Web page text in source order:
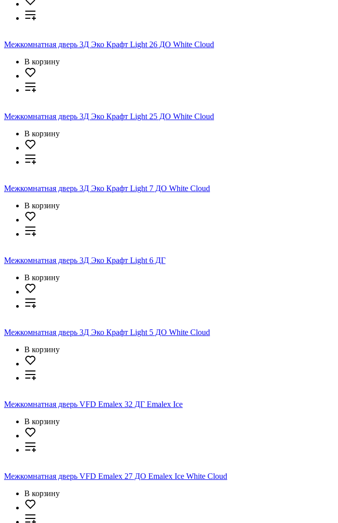
Межкомнатная дверь 3Д Эко Крафт Light 26 ДО White Cloud
В корзину
Межкомнатная дверь 3Д Эко Крафт Light 25 ДО White Cloud
В корзину
Межкомнатная дверь 3Д Эко Крафт Light 7 ДО White Cloud
В корзину
Межкомнатная дверь 3Д Эко Крафт Light 6 ДГ
В корзину
Межкомнатная дверь 3Д Эко Крафт Light 5 ДО White Cloud
В корзину
Межкомнатная дверь VFD Emalex 32 ДГ Emalex Ice
В корзину
Межкомнатная дверь VFD Emalex 27 ДО Emalex Ice White Cloud
В корзину